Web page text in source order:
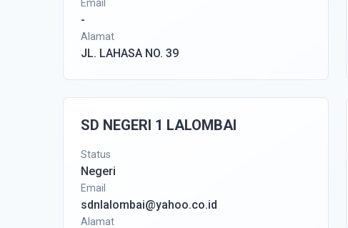
Email
-
Alamat
JL. LAHASA NO. 39
SD NEGERI 1 LALOMBAI
Status
Negeri
Email
sdnlalombai@yahoo.co.id
Alamat